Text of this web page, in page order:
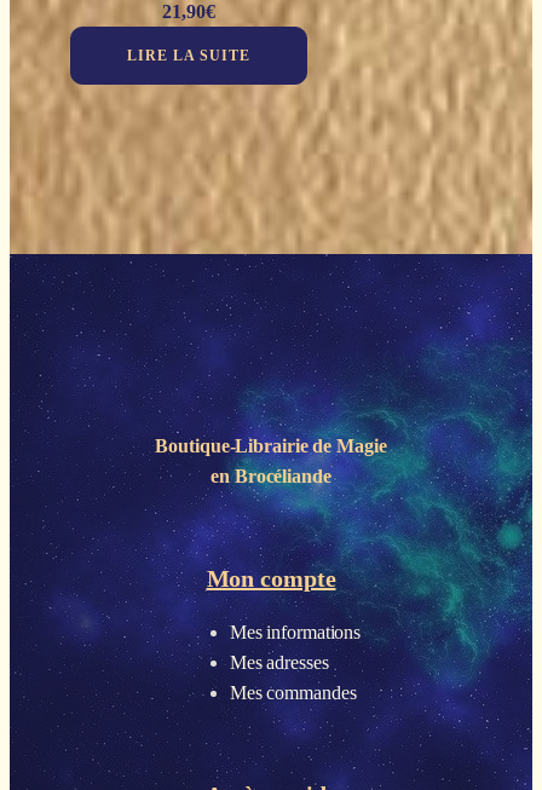
21,90€
LIRE LA SUITE
Boutique-Librairie deMagie
en Brocéliande
Mon compte
Mes informations
Mes adresses
Mes commandes